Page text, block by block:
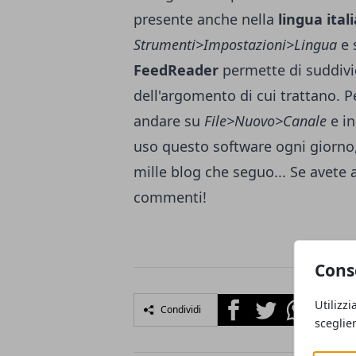
presente anche nella lingua
Strumenti>Impostazioni>Lingua e
FeedReader permette di
dell'argomento di cui trattano.
andare su File>Nuovo>Canale e
uso questo software ogni
mille blog che seguo... Se
commenti!
Condividi FacebookTwitterWhatsapp